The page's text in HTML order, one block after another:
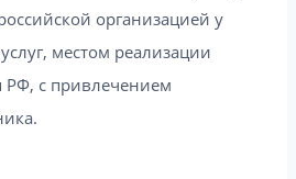
организацией у
местом реализации
РФ, с привлечением